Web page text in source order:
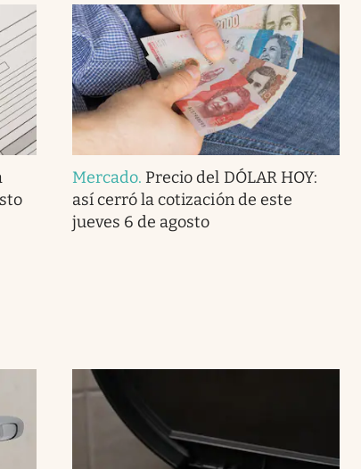
Mercado. Precio del DÓLAR HOY:
así cerró la cotización de este
jueves 6 de agosto